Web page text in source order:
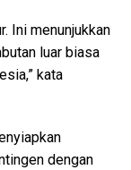
Ini menunjukkan
luar biasa
kata
dengan